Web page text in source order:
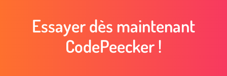
Essayer dès maintenant
CodePeecker !